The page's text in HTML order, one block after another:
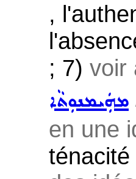
,
; 7) voir
ܡܗܲܝܡܢܘܼܬܵܐ
en une